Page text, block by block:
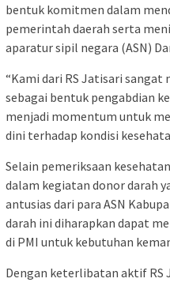
bentuk komitmen dalam
pemerintah daerah serta
aparatur sipil negara (ASN)
“Kami dari RS Jatisari sangat
sebagai bentuk pengabdian
menjadi momentum untuk
dini terhadap kondisi
Selain pemeriksaan
dalam kegiatan donor darah
antusias dari para ASN
darah ini diharapkan dapat
di PMI untuk kebutuhan
Dengan keterlibatan aktif RS